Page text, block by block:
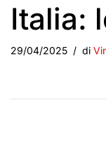
Italia:
29/04/2025 di